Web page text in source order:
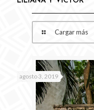
Cargar más
agosto 3, 2019